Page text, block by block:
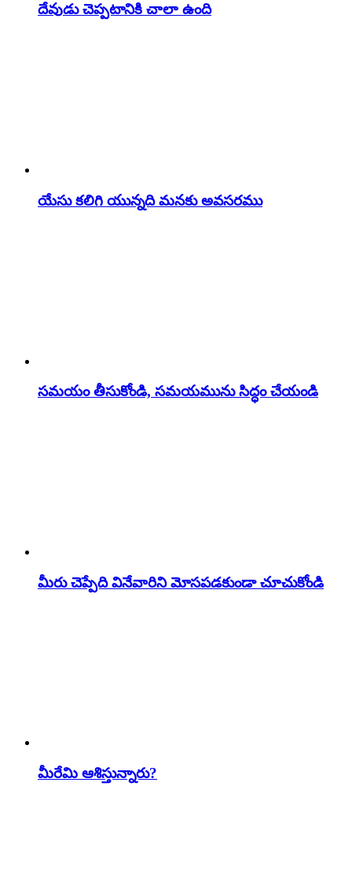
దేవుడు చెప్పటానికి చాలా ఉంది
యేసు కలిగి యున్నది మనకు అవసరము
సమయం తీసుకోండి, సమయమును సిద్ధం చేయండి
మీరు చెప్పేది వినేవారిని మోసపడకుండా చూచుకోండి
మీరేమి ఆశిస్తున్నారు?